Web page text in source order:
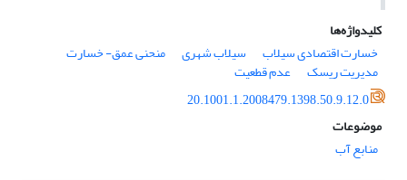
کلیدواژه‌ها
خسارت اقتصادی سیلاب
سیلاب شهری منحنی عمق- خسارت
مدیریت ریسک
عدم قطعیت
20.1001.1.2008479.1398.50.9.12.0
موضوعات
منابع آب